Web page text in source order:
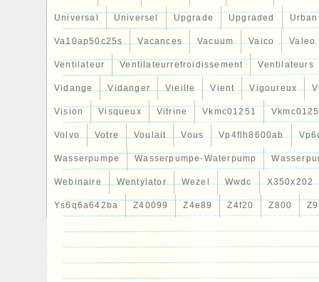
Universal Universel Upgrade Upgraded Urban
Va10ap50c25s Vacances Vacuum Vaico Valeo
Ventilateur Ventilateurrefroidissement Ventilateurs
Vidange Vidanger Vieille Vient Vigoureux
Vision Visqueux Vitrine Vkmc01251
Volvo Votre Voulait Vous Vp4flh8600ab
Wasserpumpe Wasserpumpe-Waterpump
Webinaire Wentylator Wezel Wwdc X350x202
Ys6q6a642ba Z40099 Z4e89 Z4f20 Z800